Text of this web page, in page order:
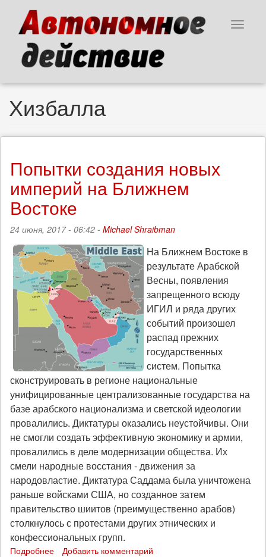
основному
содержанию
Toggle
Хизбалла
Попытки создания новых
империй на Ближнем
Востоке
24 июня, 2017 - 06:42 - Michael Shraibman
На Ближнем Востоке в
результате Арабской
Весны, появления
запрещенного всюду
ИГИЛ и ряда других
событий произошел
распад прежних
государственных
систем. Попытка
сконструировать в регионе национальные
унифицированные централизованные государства на
базе арабского национализма и светской идеологии
провалились. Диктатуры оказались неустойчивы. Они
не смогли создать эффективную экономику и армии,
провалились в деле модернизации общества. Их
смели народные восстания - движения за
народовластие. Диктатура Саддама была уничтожена
раньше войсками США, но созданное затем
правительство шиитов (преимущественно арабов)
столкнулось с протестами других этнических и
конфессиональных групп.
Подробнее Добавить комментарий